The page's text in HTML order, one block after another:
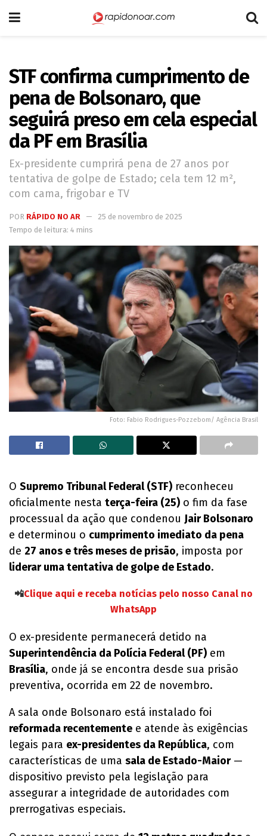
STF confirma cumprimento de
pena de Bolsonaro, que
seguirá preso em cela especial
da PF em Brasília
Ex-presidente cumprirá pena de 27 anos por
tentativa de golpe de Estado; cela tem 12 m²,
com cama, frigobar e TV
POR RÁPIDO NO AR
25 de novembro de 2025
Tempo de leitura: 4 mins
Foto: Fabio Rodrigues-Pozzebom/ Agência Brasil
O Supremo Tribunal Federal (STF) reconheceu
oficialmente nesta terça-feira (25) o fim da fase
processual da ação que condenou Jair Bolsonaro
e determinou o cumprimento imediato da pena
de 27 anos e três meses de prisão, imposta por
liderar uma tentativa de golpe de Estado.
📲Clique aqui e receba notícias pelo nosso Canal no
WhatsApp
O ex-presidente permanecerá detido na
Superintendência da Polícia Federal (PF) em
Brasília, onde já se encontra desde sua prisão
preventiva, ocorrida em 22 de novembro.
A sala onde Bolsonaro está instalado foi
reformada recentemente e atende às exigências
legais para ex-presidentes da República, com
características de uma sala de Estado-Maior—
dispositivo previsto pela legislação para
assegurar a integridade de autoridades com
prerrogativas especiais.